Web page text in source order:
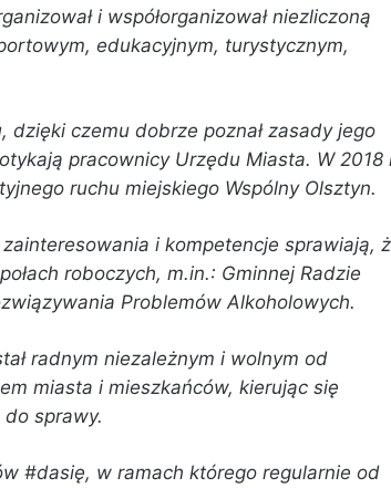
i współorganizował niezliczoną
edukacyjnym, turystycznym,
dzięki czemu dobrze poznał zasady jego
pracownicy Urzędu Miasta. W 2018
ruchu miejskiego Wspólny Olsztyn.
i kompetencje sprawiają,
roboczych, m.in.: Gminnej Radzie
Problemów Alkoholowych.
radnym niezależnym i wolnym od
miasta i mieszkańców, kierując się
sprawy.
#dasię, w ramach którego regularnie od